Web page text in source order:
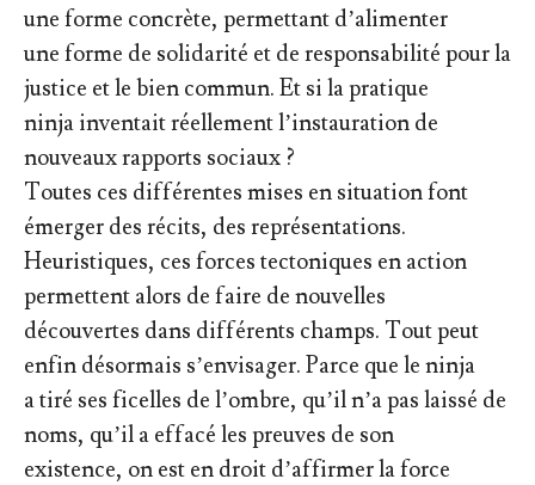
une forme concrète, permettant d’alimenter
une forme de solidarité et de responsabilité pour la
justice et le bien commun. Et si la pratique
ninja inventait réellement l’instauration de
nouveaux rapports sociaux ?
Toutes ces différentes mises en situation font
émerger des récits, des représentations.
Heuristiques, ces forces tectoniques en action
permettent alors de faire de nouvelles
découvertes dans différents champs. Tout peut
enfin désormais s’envisager. Parce que le ninja
a tiré ses ficelles de l’ombre, qu’il n’a pas laissé de
noms, qu’il a effacé les preuves de son
existence, on est en droit d’affirmer la force